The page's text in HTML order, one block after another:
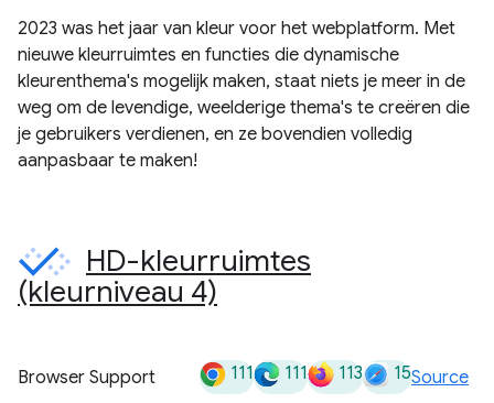
2023 was het jaar van kleur voor het webplatform. Met
nieuwe kleurruimtes en functies die dynamische
kleurenthema's mogelijk maken, staat niets je meer in de
weg om de levendige, weelderige thema's te creëren die
je gebruikers verdienen, en ze bovendien volledig
aanpasbaar te maken!
HD-kleurruimtes
(kleurniveau 4)
Browser Support 111 111 113 15Source